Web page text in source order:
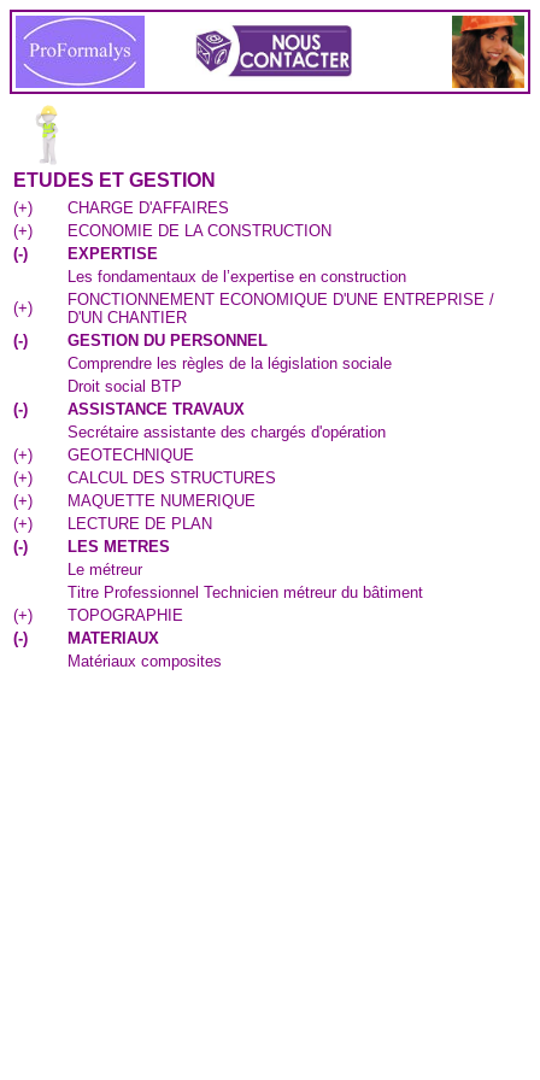
ETUDES ET GESTION
(+)
CHARGE D'AFFAIRES
(+)
ECONOMIE DE LA CONSTRUCTION
(-)
EXPERTISE
Les fondamentaux de l’expertise en construction
(+)
FONCTIONNEMENT ECONOMIQUE D'UNE ENTREPRISE /
D'UN CHANTIER
(-)
GESTION DU PERSONNEL
Comprendre les règles de la législation sociale
Droit social BTP
(-)
ASSISTANCE TRAVAUX
Secrétaire assistante des chargés d'opération
(+)
GEOTECHNIQUE
(+)
CALCUL DES STRUCTURES
(+)
MAQUETTE NUMERIQUE
(+)
LECTURE DE PLAN
(-)
LES METRES
Le métreur
Titre Professionnel Technicien métreur du bâtiment
(+)
TOPOGRAPHIE
(-)
MATERIAUX
Matériaux composites